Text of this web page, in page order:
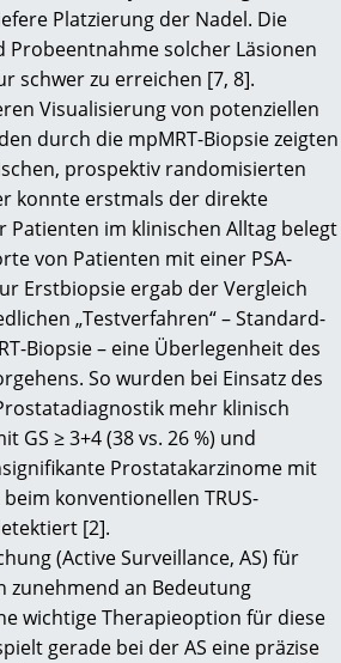
Platzierung der Nadel. Die
Probeentnahme solcher Läsionen
schwer zu erreichen [7, 8].
Visualisierung von potenziellen
durch die mpMRT-Biopsie zeigten
prospektiv randomisierten
konnte erstmals der direkte
Patienten im klinischen Alltag belegt
von Patienten mit einer PSA-
Erstbiopsie ergab der Vergleich
„Testverfahren“ – Standard-
Biopsie – eine Überlegenheit des
So wurden bei Einsatz des
mehr klinisch
GS ≥ 3+4 (38 vs. 26 %) und
Prostatakarzinome mit
beim konventionellen TRUS-
[2].
(Active Surveillance, AS) für
zunehmend an Bedeutung
wichtige Therapieoption für diese
gerade bei der AS eine präzise